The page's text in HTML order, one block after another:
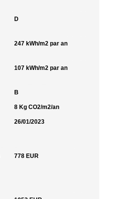
D
247 kWh/m2 par an
107 kWh/m2 par an
B
8 Kg CO2/m2/an
26/01/2023
778 EUR